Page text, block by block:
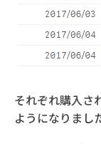
それぞれ購入さ
ようになりまし